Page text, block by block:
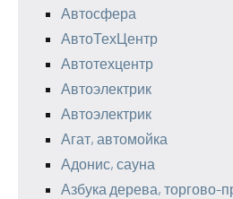
Автосфера
АвтоТехЦентр
Автотехцентр
Автоэлектрик
Автоэлектрик
Агат, автомойка
Адонис, сауна
Азбука дерева, торгово-